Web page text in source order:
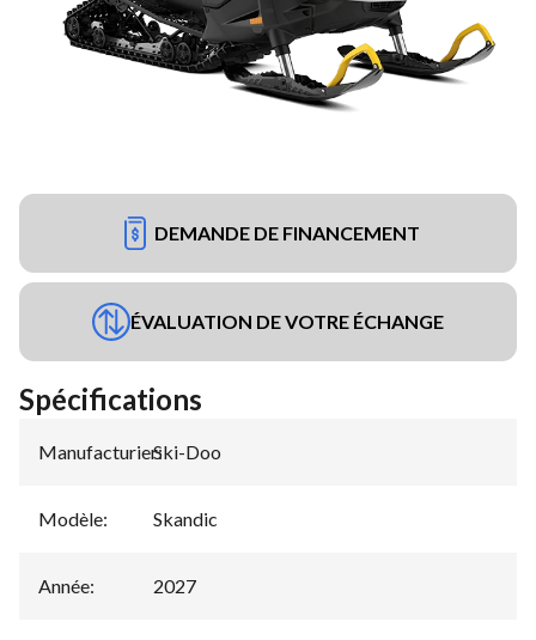
DEMANDE DE FINANCEMENT
ÉVALUATION DE VOTRE ÉCHANGE
Spécifications
Manufacturier:
Ski-Doo
Modèle: Skandic
Année: 2027